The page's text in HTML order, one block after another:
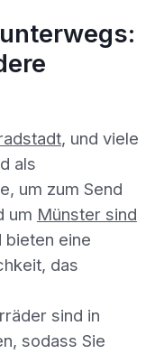
, und viele
als
um zum Send
um Münster sind
bieten eine
das
sind in
sodass Sie